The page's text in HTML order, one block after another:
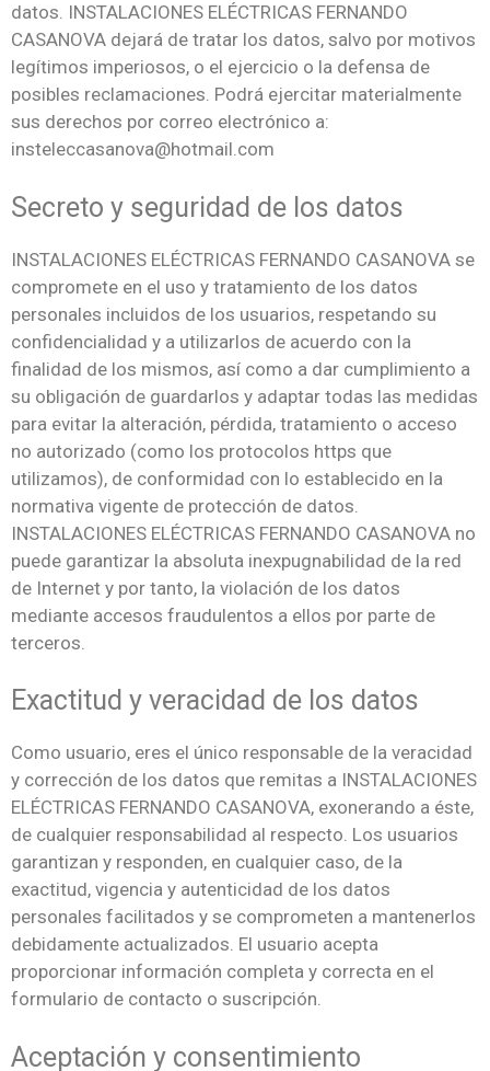
datos. INSTALACIONES ELÉCTRICAS FERNANDO
CASANOVA dejará de tratar los datos, salvo por motivos
legítimos imperiosos, o el ejercicio o la defensa de
posibles reclamaciones. Podrá ejercitar materialmente
sus derechos por correo electrónico a:
insteleccasanova@hotmail.com
Secreto y seguridad de los datos
INSTALACIONES ELÉCTRICAS FERNANDO CASANOVA se
compromete en el uso y tratamiento de los datos
personales incluidos de los usuarios, respetando su
confidencialidad y a utilizarlos de acuerdo con la
finalidad de los mismos, así como a dar cumplimiento a
su obligación de guardarlos y adaptar todas las medidas
para evitar la alteración, pérdida, tratamiento o acceso
no autorizado (como los protocolos https que
utilizamos), de conformidad con lo establecido en la
normativa vigente de protección de datos.
INSTALACIONES ELÉCTRICAS FERNANDO CASANOVA no
puede garantizar la absoluta inexpugnabilidad de la red
de Internet y por tanto, la violación de los datos
mediante accesos fraudulentos a ellos por parte de
terceros.
Exactitud y veracidad de los datos
Como usuario, eres el único responsable de la veracidad
y corrección de los datos que remitas a INSTALACIONES
ELÉCTRICAS FERNANDO CASANOVA, exonerando a éste,
de cualquier responsabilidad al respecto. Los usuarios
garantizan y responden, en cualquier caso, de la
exactitud, vigencia y autenticidad de los datos
personales facilitados y se comprometen a mantenerlos
debidamente actualizados. El usuario acepta
proporcionar información completa y correcta en el
formulario de contacto o suscripción.
Aceptación y consentimiento